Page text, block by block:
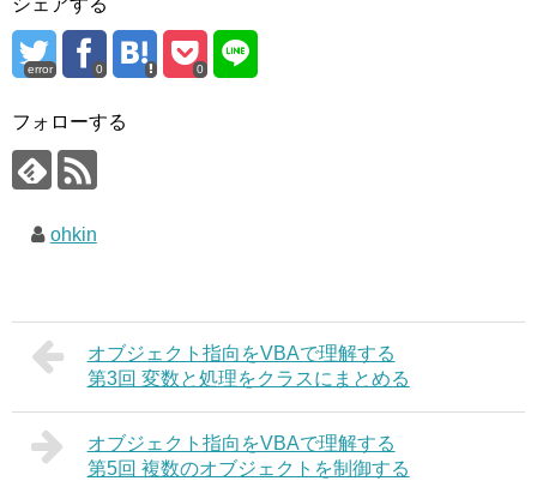
シェアする
error 0 0
フォローする
ohkin
オブジェクト指向をVBAで理解する
第3回 変数と処理をクラスにまとめる
オブジェクト指向をVBAで理解する
第5回 複数のオブジェクトを制御する